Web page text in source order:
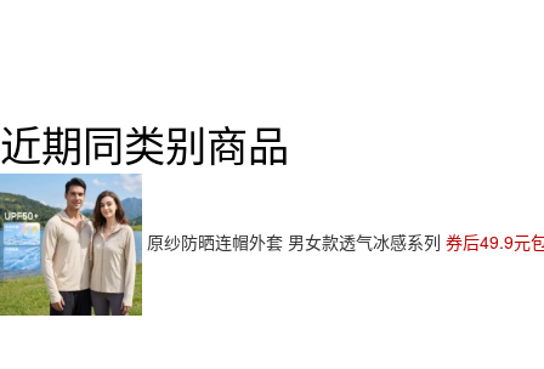
近期同类别商品
原纱防晒连帽外套 男女款透气冰感系列 券后49.9元